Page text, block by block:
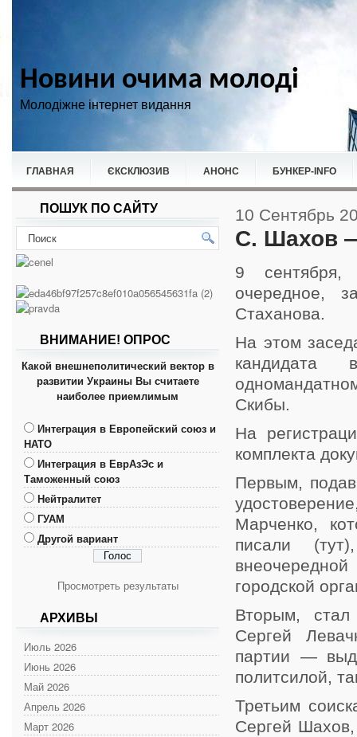
Новини очима молоді
Молодіжне інтернет видання
ГЛАВНАЯ ЄКСКЛЮЗИВ АНОНС БУНКЕР-ІNFO
НОВИНИ СПОРТ
ПОШУК ПО САЙТУ
ВНИМАНИЕ! ОПРОС
Какой внешнеполитический вектор в
развитии Украины Вы считаете
наиболее приемлимым
Интеграция в Европейский союз и
НАТО
Интеграция в ЕврАзЭс и
Таможенный союз
Нейтралитет
ГУАМ
Другой вариант
Просмотреть результаты
АРХИВЫ
Июль 2026
Июнь 2026
Май 2026
Апрель 2026
Март 2026
10 Сентябрь
С. Шахов
9 сентября,
очередное,
Стаханова.
На этом
кандидата
Скибы.
На
комплекта
Первым,
Марченко,
писали
городской
Вторым,
Сергей
партии —
политсилой,
Третьим
Сергей Шахов,